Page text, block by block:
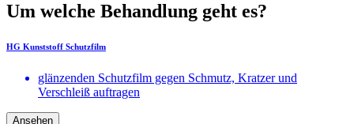
Um welche Behandlung geht es?
HG Kunststoff Schutzfilm
glänzenden Schutzfilm gegen Schmutz, Kratzer und
Verschleiß auftragen
Ansehen